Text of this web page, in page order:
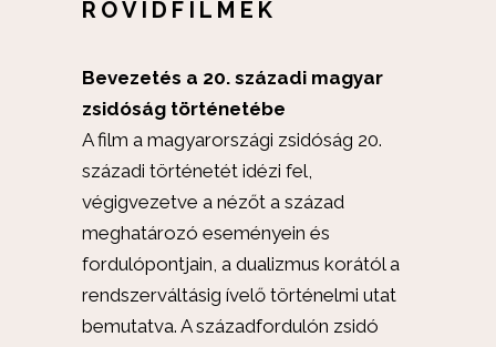
RÖVIDFILMEK
Bevezetés a 20. századi magyar
zsidóság történetébe
A film a magyarországi zsidóság 20.
századi történetét idézi fel,
végigvezetve a nézőt a század
meghatározó eseményein és
fordulópontjain, a dualizmus korától a
rendszerváltásig ívelő történelmi utat
bemutatva. A századfordulón zsidó